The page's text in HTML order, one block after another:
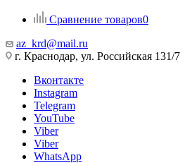
Сравнение товаров0
az_krd@mail.ru
г. Краснодар, ул. Российская 131/7
Вконтакте
Instagram
Telegram
YouTube
Viber
Viber
WhatsApp